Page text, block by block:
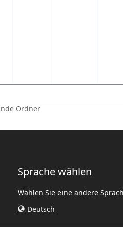
Ordner
Sprache wählen
Wählen Sie eine andere
Deutsch